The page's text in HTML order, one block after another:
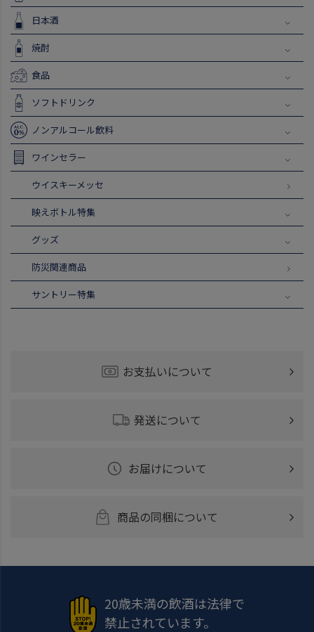
日本酒
焼酎
食品
ソフトドリンク
ノンアルコール飲料
ワインセラー
ウイスキーメッセ
映えボトル特集
グッズ
防災関連商品
サントリー特集
お支払いについて
発送について
お届けについて
商品の同梱について
20歳未満の飲酒は法律で
禁止されています。